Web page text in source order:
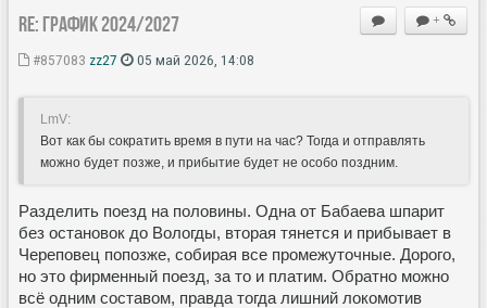
+
Re: ГРАФИК 2024/2027
#857083 zz27 05 май 2026, 14:08
LmV:
Вот как бы сократить время в пути на час? Тогда и отправлять
можно будет позже, и прибытие будет не особо поздним.
Разделить поезд на половины. Одна от Бабаева шпарит
без остановок до Вологды, вторая тянется и прибывает в
Череповец попозже, собирая все промежуточные. Дорого,
но это фирменный поезд, за то и платим. Обратно можно
всё одним составом, правда тогда лишний локомотив